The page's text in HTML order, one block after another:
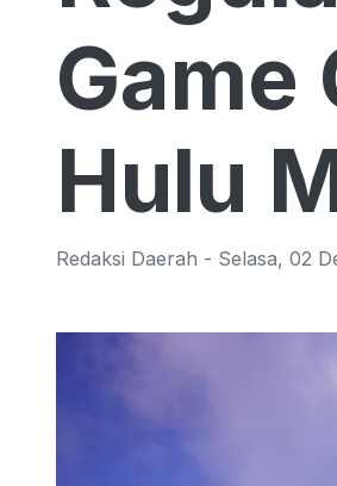
Game
Hulu
Redaksi Daerah - Selasa, 02